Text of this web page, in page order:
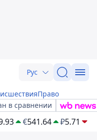
Рус
Право
в сравнении
€541.64 ₽5.71